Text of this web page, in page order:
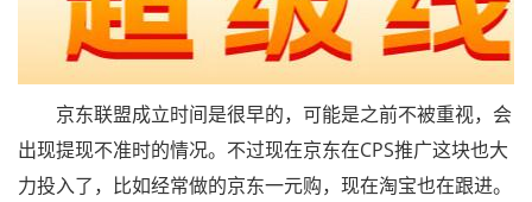
京东联盟成立时间是很早的，可能是之前不被重视，会
出现提现不准时的情况。不过现在京东在CPS推广这块也大
力投入了，比如经常做的京东一元购，现在淘宝也在跟进。